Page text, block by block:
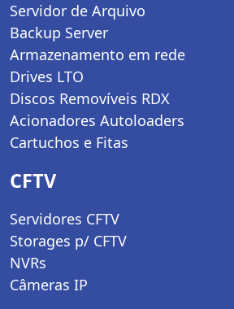
Servidor de Arquivo
Backup Server
Armazenamento em rede
Drives LTO
Discos Removíveis RDX
Acionadores Autoloaders
Cartuchos e Fitas
CFTV
Servidores CFTV
Storages p/ CFTV
NVRs
Câmeras IP